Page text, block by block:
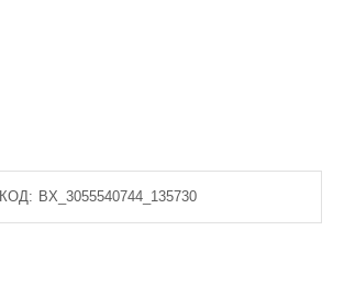
КОД: BX_3055540744_135730